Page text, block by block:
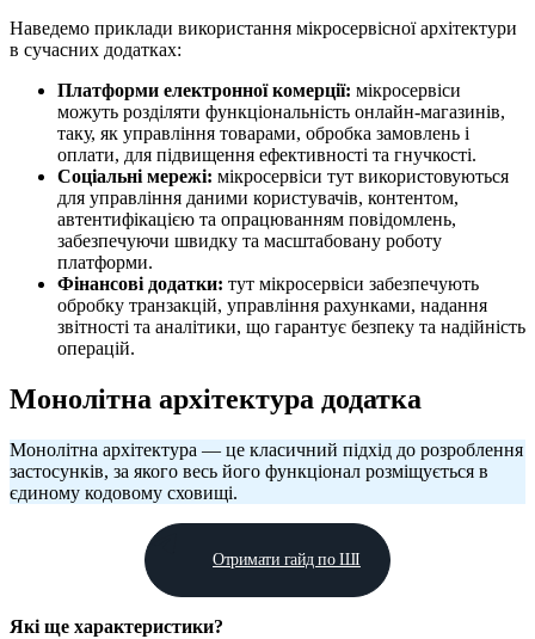
Наведемо приклади використання мікросервісної архітектури
в сучасних додатках:
Платформи електронної комерції: мікросервіси
можуть розділяти функціональність онлайн-магазинів,
таку, як управління товарами, обробка замовлень і
оплати, для підвищення ефективності та гнучкості.
Соціальні мережі: мікросервіси тут використовуються
для управління даними користувачів, контентом,
автентифікацією та опрацюванням повідомлень,
забезпечуючи швидку та масштабовану роботу
платформи.
Фінансові додатки: тут мікросервіси забезпечують
обробку транзакцій, управління рахунками, надання
звітності та аналітики, що гарантує безпеку та надійність
операцій.
Монолітна архітектура додатка
Монолітна архітектура — це класичний підхід до розроблення
застосунків, за якого весь його функціонал розміщується в
єдиному кодовому сховищі.
Отримати гайд по ШІ
Які ще характеристики?